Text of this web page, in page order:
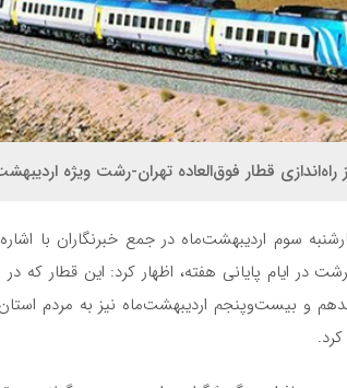
سوم اردیبهشت‌ماه در جمع خبرنگاران با
در ایام پایانی هفته، اظهار کرد: این قطار که
و بیست‌وپنجم اردیبهشت‌ماه نیز به مردم